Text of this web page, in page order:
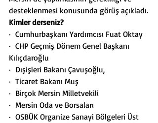
desteklenmesi konusunda görüş açıkladı.
Kimler derseniz?
·  Cumhurbaşkanı Yardımcısı Fuat Oktay
·  CHP Geçmiş Dönem Genel Başkanı
Kılıçdaroğlu
·  Dışişleri Bakanı Çavuşoğlu,
·  Ticaret Bakanı Muş
·  Birçok Mersin Milletvekili
·  Mersin Oda ve Borsaları
·  OSBÜK Organize Sanayi Bölgeleri Üst